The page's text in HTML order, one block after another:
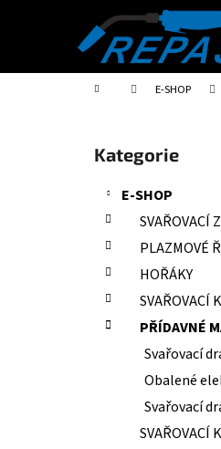
Domů E-SHOP
Přeskočit
kategorie
Kategorie
E-SHOP
SVAŘOVACÍ
PLAZMOVÉ
HOŘÁKY
SVAŘOVACÍ
PŘÍDAVNÉ
Svařovací
Obalené
Svařovací
SVAŘOVACÍ
í
Zpět
do
Zpět
do
ELEKTRODY OK-
15,70 Kč